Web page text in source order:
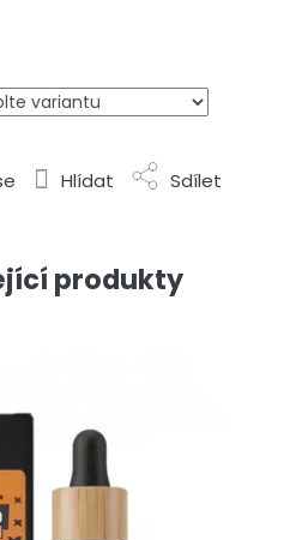
Hlídat Sdílet
produkty